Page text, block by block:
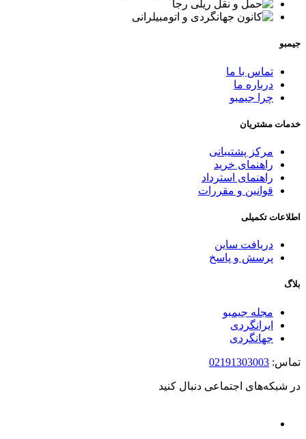
جیمبو
تماس با ما
درباره ما
چرا جیمبو
خدمات مشتریان
مرکز پشتیبانی
راهنمای خرید
راهنمای استرداد
قوانین و مقررات
اطلاعات تکمیلی
دریافت ساین
پرسش و پاسخ
بلاگ
مجله جیمبو
ایرانگردی
جهانگردی
تماس: 02191303003
در شبکه‌های اجتماعی دنبال کنید